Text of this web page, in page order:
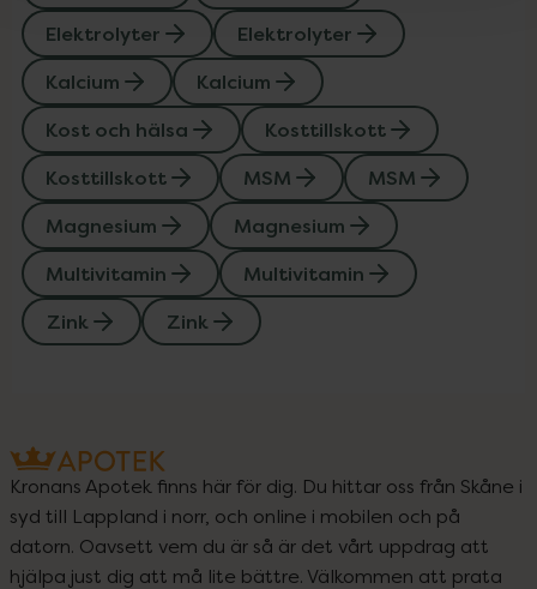
Elektrolyter
Elektrolyter
Kalcium
Kalcium
Kost och hälsa
Kosttillskott
Kosttillskott
MSM
MSM
Magnesium
Magnesium
Multivitamin
Multivitamin
Zink
Zink
Kronans Apotek finns här för dig. Du hittar oss från Skåne i
syd till Lappland i norr, och online i mobilen och på
datorn. Oavsett vem du är så är det vårt uppdrag att
hjälpa just dig att må lite bättre. Välkommen att prata